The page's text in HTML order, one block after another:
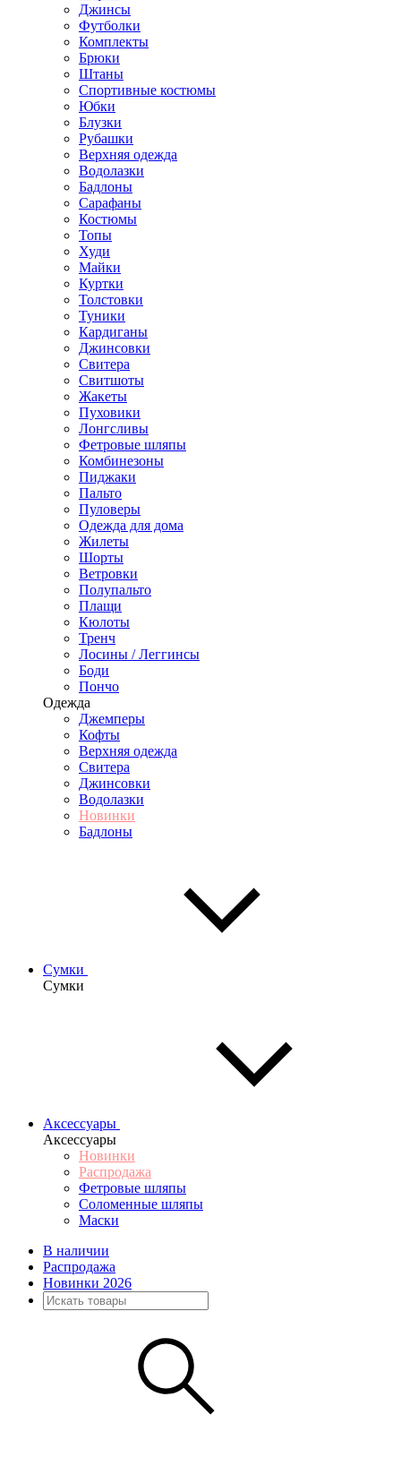
Джинсы
Футболки
Комплекты
Брюки
Штаны
Спортивные костюмы
Юбки
Блузки
Рубашки
Верхняя одежда
Водолазки
Бадлоны
Сарафаны
Костюмы
Топы
Худи
Майки
Куртки
Толстовки
Туники
Кардиганы
Джинсовки
Свитера
Свитшоты
Жакеты
Пуховики
Лонгсливы
Фетровые шляпы
Комбинезоны
Пиджаки
Пальто
Пуловеры
Одежда для дома
Жилеты
Шорты
Ветровки
Полупальто
Плащи
Кюлоты
Тренч
Лосины / Леггинсы
Боди
Пончо
Одежда
Джемперы
Кофты
Верхняя одежда
Свитера
Джинсовки
Водолазки
Новинки
Бадлоны
Сумки
Сумки
Аксессуары
Аксессуары
Новинки
Распродажа
Фетровые шляпы
Соломенные шляпы
Маски
В наличии
Распродажа
Новинки 2026